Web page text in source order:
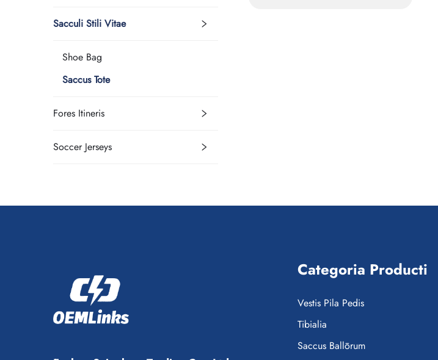
Sacculi Stili Vitae
Shoe Bag
Saccus Tote
Fores Itineris
Soccer Jerseys
Categoria Producti
Vestis Pila Pedis
Tibialia
Saccus Ballōrum